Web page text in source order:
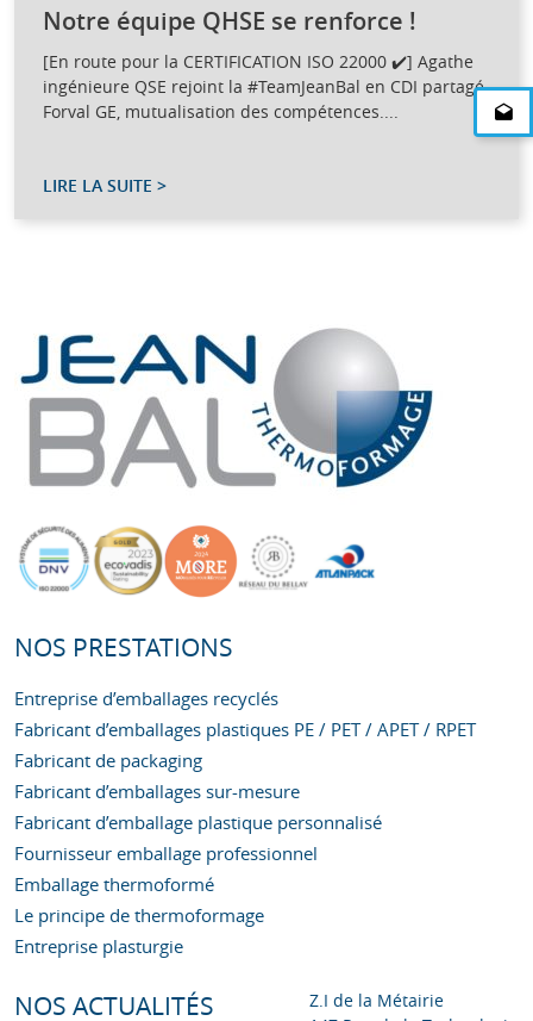
Notre équipe QHSE se renforce !
[En route pour la CERTIFICATION ISO 22000 ✔️] Agathe
ingénieure QSE rejoint la #TeamJeanBal en CDI partagé
Forval GE, mutualisation des compétences....
LIRE LA SUITE >
NOS PRESTATIONS
Entreprise d’emballages recyclés
Fabricant d’emballages plastiques PE / PET / APET / RPET
Fabricant de packaging
Fabricant d’emballages sur-mesure
Fabricant d’emballage plastique personnalisé
Fournisseur emballage professionnel
Emballage thermoformé
Le principe de thermoformage
Entreprise plasturgie
NOS ACTUALITÉS
Z.I de la Métairie